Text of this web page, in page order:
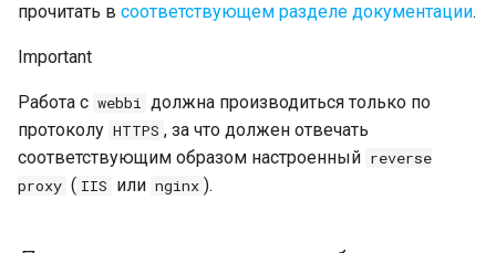
Карточка настройки
Наследование временных
Работа с удаленными
прочитать в соответствующем разделе документации.
Important
Работа с webbi должна производиться только по
протоколу HTTPS , за что должен отвечать
соответствующим образом настроенный reverse
proxy ( IIS или nginx ).